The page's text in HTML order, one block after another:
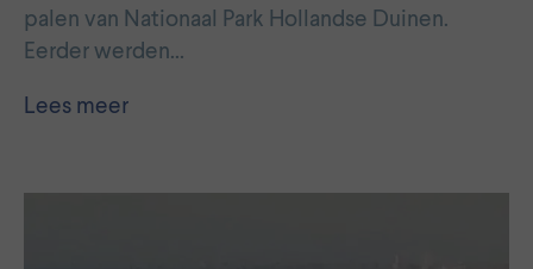
palen van Nationaal Park Hollandse Duinen.
Eerder werden…
Lees meer